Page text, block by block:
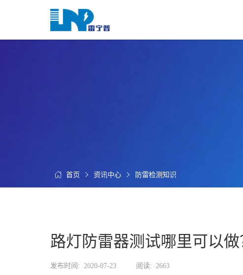
首页 资讯中心 防雷检测知识
路灯防雷器测试哪里可以做
发布时间: 2020-07-23 阅读: 2663
站
心